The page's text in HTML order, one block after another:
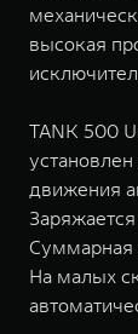
высокая
TANK 500
движения
Суммарная
На малых